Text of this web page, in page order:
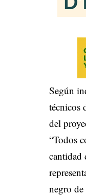
Según
técnicos
del
“Todos
cantidad
negro de